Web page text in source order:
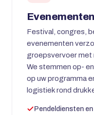
Festival, congres,
evenementen
groepsvervoer met
We stemmen op-
op uw programma
logistiek rond
Pendeldiensten